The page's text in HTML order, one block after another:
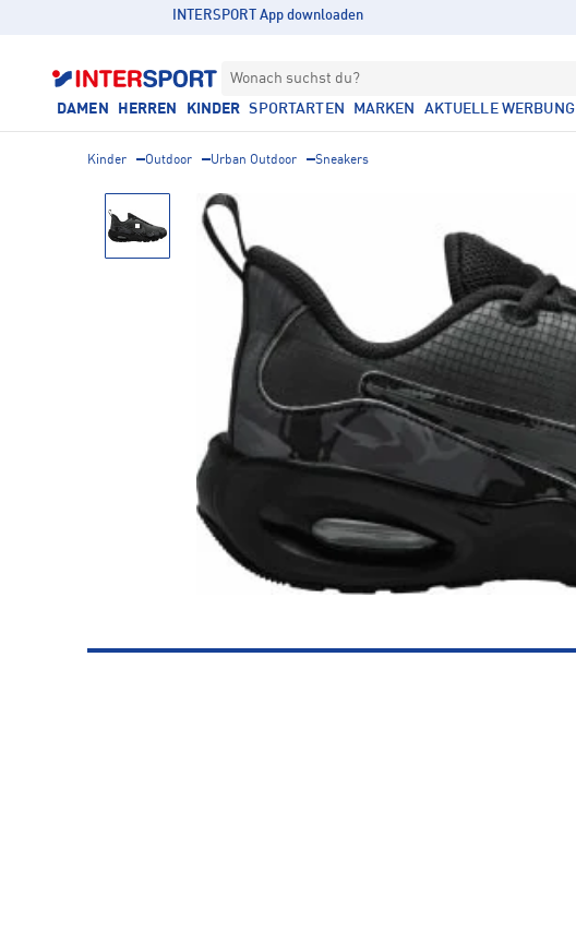
INTERSPORT App downloaden
Wonach suchst du?
DAMEN HERREN KINDER SPORTARTEN MARKEN AKTUELLE WERBUNG
Kinder Outdoor Urban Outdoor Sneakers